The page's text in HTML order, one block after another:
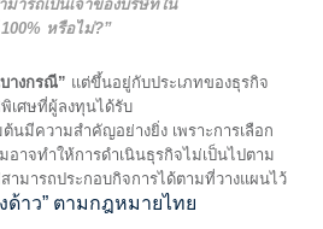
มารถเป็นเจ้าของบริษัทใน
หรือไม่?”
างกรณี” แต่ขึ้นอยู่กับประเภทของธุรกิจ
เศษที่ผู้ลงทุนได้รับ
นมีความสำคัญอย่างยิ่ง เพราะการเลือก
อาจทำให้การดำเนินธุรกิจไม่เป็นไปตาม
ามารถประกอบกิจการได้ตามที่วางแผนไว้
าว” ตามกฎหมายไทย